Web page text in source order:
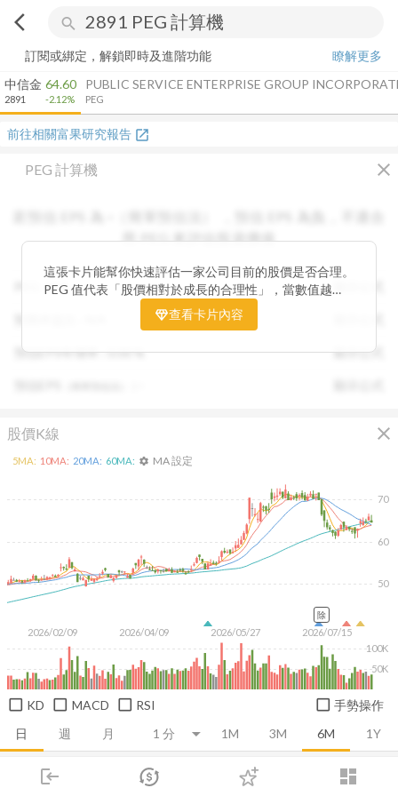
arrow_back_ios search
login dashboard
市場 登入
訂閱或綁定，解鎖即時及進階功能
瞭解更多
中信金
2891
64.60
-2.12%
PUBLIC SERVICE ENTERPRISE GROUP
PEG
前往相關富果研究報告 open_in_new
PEG 計算機 close
用 PEG 來評估投資價值
PEG :N/A
預估EPS年增率 :0.00% 顯示公式
這張卡片能幫你快速評估一家公司目前的股價是否合理。
PEG 值代表「股價相對於成長的合理性」，當數值越
低，通常表示股票價格尚未充分反映公司未來的獲利成長
潛力，具備投資吸引力。 卡片同時顯示預估 EPS、年增
查看卡片內容
股價K線 close
日 週 月 1M 3M 6M 1Y
2026/02/09 2026/04/09 2026/05/27 2026/07/15
50
60
70
50K
100K
5MA: 10MA: 20MA: 60MA: settings MA 設定
除
KD MACD RSI 手勢操作
推薦卡片 技術面 消息面 財務報